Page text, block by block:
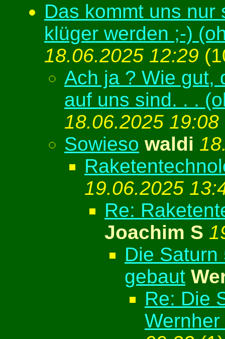
Das kommt uns nur
klüger werden ;-)
18.06.2025 12:29 (
Ach ja ? Wie gut,
auf uns sind. . .
18.06.2025 19:08
Sowieso waldi
19.06.2025
Re:
Joachim S
Die
gebaut
Re: Die